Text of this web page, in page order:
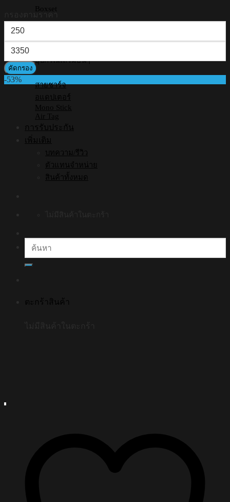
Boxset
Samsung Boxset
อุปกรณ์เสริมอื่นๆ
สายชาร์จ
อแดปเตอร์
Mono Stick
Air Tag
การรับประกัน
เพิ่มเติม
บทความ/รีวิว
ตัวแทนจำหน่าย
สินค้าทั้งหมด
ค้นหา:
ตะกร้าสินค้า
ราคา
ต่ำ
สุด
ราคา
สูงสุด
คัดกรอง
-53%